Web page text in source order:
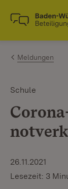
Zum
Link zur
Meldungen
Schule
26.11.2021
Lesezeit: 3